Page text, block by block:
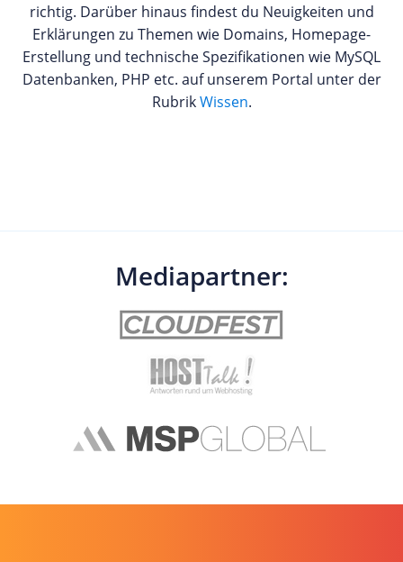
richtig. Darüber hinaus findest du Neuigkeiten und
Erklärungen zu Themen wie Domains, Homepage-
Erstellung und technische Spezifikationen wie MySQL
Datenbanken, PHP etc. auf unserem Portal unter der
RubrikWissen.
Mediapartner: